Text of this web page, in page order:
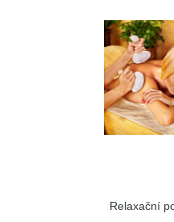
Relaxační